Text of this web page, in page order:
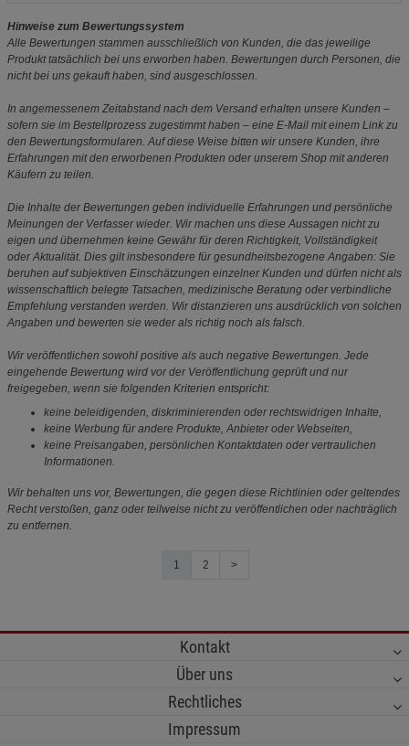
Hinweise zum Bewertungssystem
Alle Bewertungen stammen ausschließlich von Kunden, die das jeweilige
Produkt tatsächlich bei uns erworben haben. Bewertungen durch Personen, die
nicht bei uns gekauft haben, sind ausgeschlossen.
In angemessenem Zeitabstand nach dem Versand erhalten unsere Kunden –
sofern sie im Bestellprozess zugestimmt haben – eine E-Mail mit einem Link zu
den Bewertungsformularen. Auf diese Weise bitten wir unsere Kunden, ihre
Erfahrungen mit den erworbenen Produkten oder unserem Shop mit anderen
Käufern zu teilen.
Die Inhalte der Bewertungen geben individuelle Erfahrungen und persönliche
Meinungen der Verfasser wieder. Wir machen uns diese Aussagen nicht zu
eigen und übernehmen keine Gewähr für deren Richtigkeit, Vollständigkeit
oder Aktualität. Dies gilt insbesondere für gesundheitsbezogene Angaben: Sie
beruhen auf subjektiven Einschätzungen einzelner Kunden und dürfen nicht als
wissenschaftlich belegte Tatsachen, medizinische Beratung oder verbindliche
Empfehlung verstanden werden. Wir distanzieren uns ausdrücklich von solchen
Angaben und bewerten sie weder als richtig noch als falsch.
Wir veröffentlichen sowohl positive als auch negative Bewertungen. Jede
eingehende Bewertung wird vor der Veröffentlichung geprüft und nur
freigegeben, wenn sie folgenden Kriterien entspricht:
keine beleidigenden, diskriminierenden oder rechtswidrigen Inhalte,
keine Werbung für andere Produkte, Anbieter oder Webseiten,
keine Preisangaben, persönlichen Kontaktdaten oder vertraulichen
Informationen.
Wir behalten uns vor, Bewertungen, die gegen diese Richtlinien oder geltendes
Recht verstoßen, ganz oder teilweise nicht zu veröffentlichen oder nachträglich
zu entfernen.
1 2 >
Kontakt
Über uns
Rechtliches
Impressum